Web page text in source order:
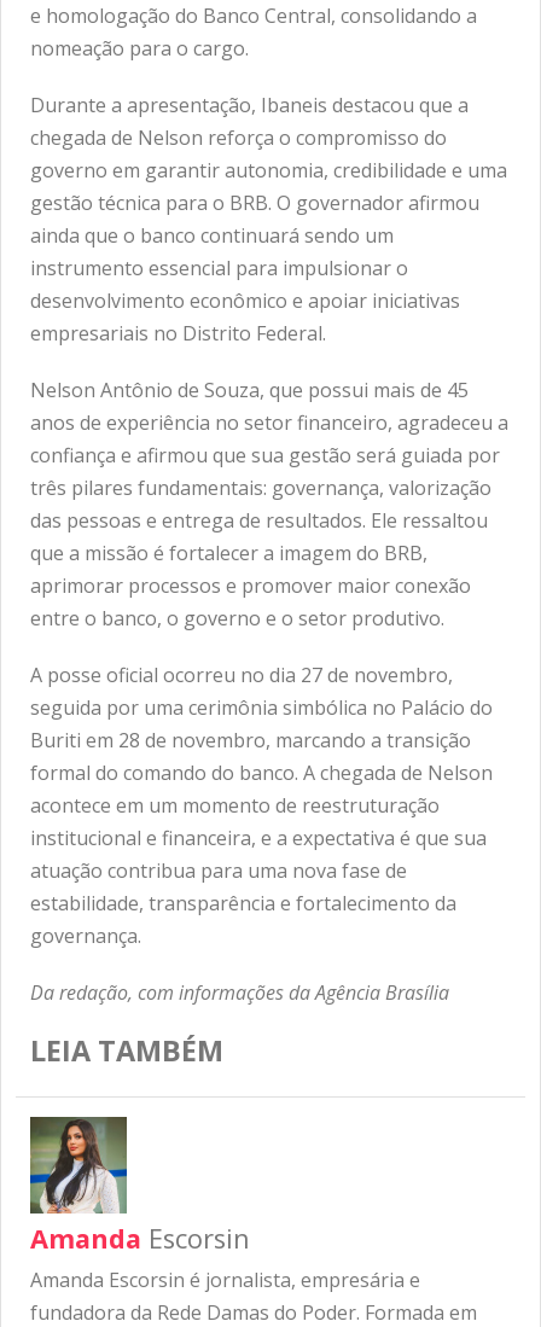
e homologação do Banco Central, consolidando a
nomeação para o cargo.
Durante a apresentação, Ibaneis destacou que a
chegada de Nelson reforça o compromisso do
governo em garantir autonomia, credibilidade e uma
gestão técnica para o BRB. O governador afirmou
ainda que o banco continuará sendo um
instrumento essencial para impulsionar o
desenvolvimento econômico e apoiar iniciativas
empresariais no Distrito Federal.
Nelson Antônio de Souza, que possui mais de 45
anos de experiência no setor financeiro, agradeceu a
confiança e afirmou que sua gestão será guiada por
três pilares fundamentais: governança, valorização
das pessoas e entrega de resultados. Ele ressaltou
que a missão é fortalecer a imagem do BRB,
aprimorar processos e promover maior conexão
entre o banco, o governo e o setor produtivo.
A posse oficial ocorreu no dia 27 de novembro,
seguida por uma cerimônia simbólica no Palácio do
Buriti em 28 de novembro, marcando a transição
formal do comando do banco. A chegada de Nelson
acontece em um momento de reestruturação
institucional e financeira, e a expectativa é que sua
atuação contribua para uma nova fase de
estabilidade, transparência e fortalecimento da
governança.
Da redação, com informações da Agência Brasília
LEIA TAMBÉM
Amanda Escorsin
Amanda Escorsin é jornalista, empresária e
fundadora da Rede Damas do Poder. Formada em